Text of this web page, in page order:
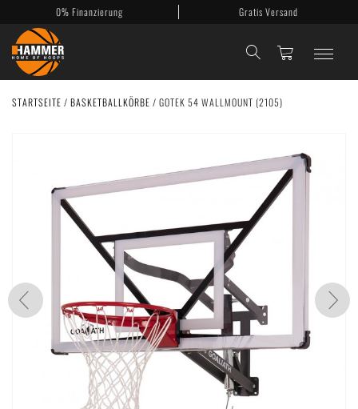
0% Finanzierung Gratis Versand
Basketballanlagen
Backboards
Mein Konto
Kontakt
Deutsch
English
STARTSEITE / BASKETBALLKÖRBE / GOTEK 54 WALLMOUNT (2105)